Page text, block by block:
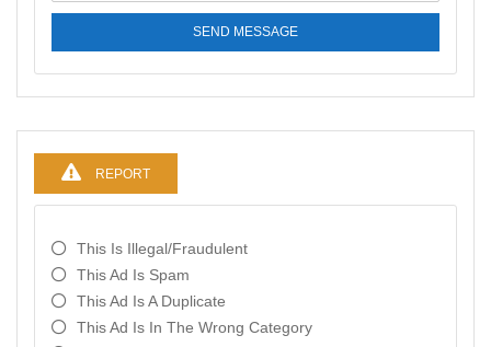
SEND MESSAGE
REPORT
This Is Illegal/fraudulent
This Ad Is Spam
This Ad Is A Duplicate
This Ad Is In The Wrong Category